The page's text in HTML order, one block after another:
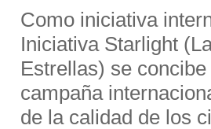
Como iniciativa
Iniciativa Starlight
Estrellas) se
campaña
de la calidad de los